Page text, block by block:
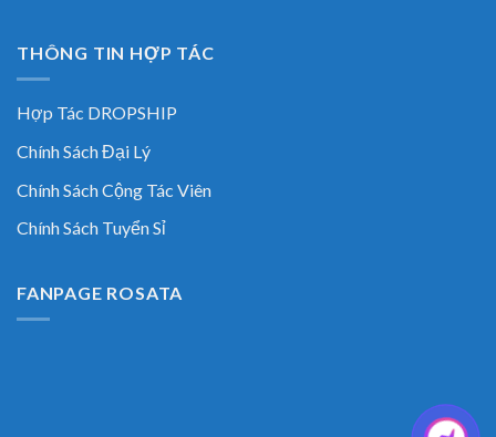
THÔNG TIN HỢP TÁC
Hợp Tác DROPSHIP
Chính Sách Đại Lý
Chính Sách Cộng Tác Viên
Chính Sách Tuyển Sỉ
FANPAGE ROSATA